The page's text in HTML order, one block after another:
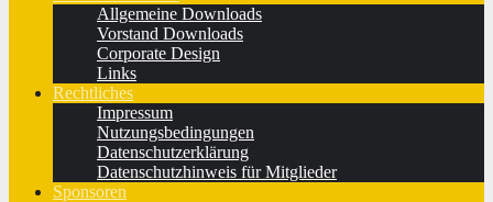
Allgemeine Downloads
Vorstand Downloads
Corporate Design
Links
Rechtliches
Impressum
Nutzungsbedingungen
Datenschutzerklärung
Datenschutzhinweis für Mitglieder
Sponsoren